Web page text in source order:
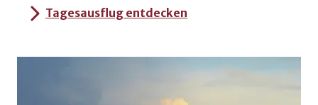
Tagesausflug entdecken